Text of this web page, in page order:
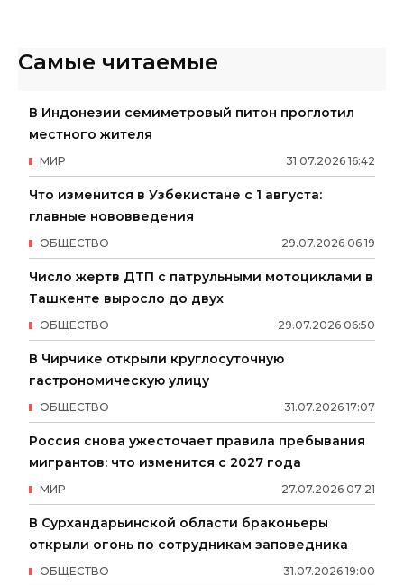
Самые читаемые
В Индонезии семиметровый питон проглотил
местного жителя
31.07.2026 16:42
МИР
Что изменится в Узбекистане с 1 августа:
главные нововведения
29.07.2026 06:19
ОБЩЕСТВО
Число жертв ДТП с патрульными мотоциклами в
Ташкенте выросло до двух
29.07.2026 06:50
ОБЩЕСТВО
В Чирчике открыли круглосуточную
гастрономическую улицу
31.07.2026 17:07
ОБЩЕСТВО
Россия снова ужесточает правила пребывания
мигрантов: что изменится с 2027 года
27.07.2026 07:21
МИР
В Сурхандарьинской области браконьеры
открыли огонь по сотрудникам заповедника
31.07.2026 19:00
ОБЩЕСТВО